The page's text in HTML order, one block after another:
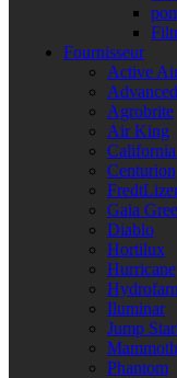
Fournisseur
Active
Agrobrite
Air King
Centurion
Gaia
Diablo
Hortilux
Hurricane
Iluminar
Jump
Mammoth
Phantom